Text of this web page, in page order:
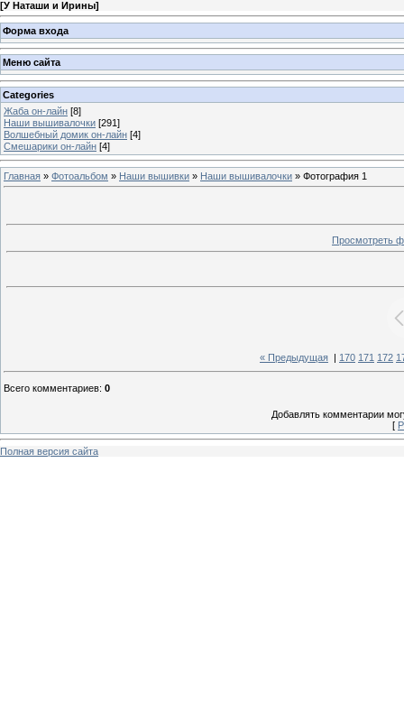
[У Наташи и Ирины]
Форма входа
Меню сайта
Categories
Жаба он-лайн [8]
Наши вышивалочки [291]
Волшебный домик он-лайн [4]
Смешарики он-лайн [4]
Главная » Фотоальбом » Наши вышивки » Наши вышивалочки » Фотография 1
Просмотреть
« Предыдущая 170 171 172
Всего комментариев: 0
Добавлять комментарии
[
Полная версия сайта